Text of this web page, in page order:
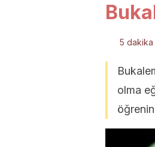
5 dakika
olma